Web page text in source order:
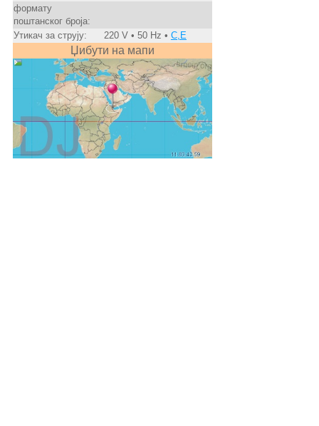
формату
поштанског броја:
Утикач за струју:
220 V • 50 Hz • C,E
Џибути на мапи